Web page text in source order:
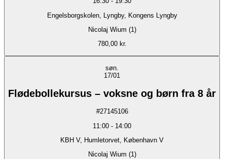
Engelsborgskolen, Lyngby, Kongens Lyngby
Nicolaj Wium (1)
780,00 kr.
søn.
17/01
Flødebollekursus – voksne og børn fra 8 år
#27145106
11:00 - 14:00
KBH V, Humletorvet, København V
Nicolaj Wium (1)